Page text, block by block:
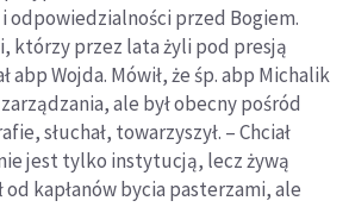
odpowiedzialności przed Bogiem.
którzy przez lata żyli pod presją
abp Wojda. Mówił, że śp. abp Michalik
ale był obecny pośród
słuchał, towarzyszył. – Chciał
jest tylko instytucją, lecz żywą
od kapłanów bycia pasterzami, ale